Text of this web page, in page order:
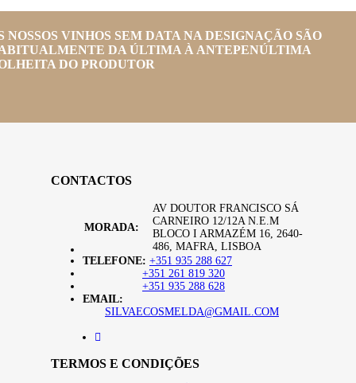
NOSSOS VINHOS SEM DATA NA DESIGNAÇÃO SÃO
DA ÚLTIMA À ANTEPENÚLTIMA
DO PRODUTOR
CONTACTOS
MORADA:
AV DOUTOR FRANCISCO SÁ
CARNEIRO 12/12A N.E.M
BLOCO I ARMAZÉM 16, 2640-
486, MAFRA, LISBOA
TELEFONE: +351 935 288 627
+351 261 819 320
+351 935 288 628
EMAIL:
SILVAECOSMELDA@GMAIL.COM
TERMOS E CONDIÇÕES